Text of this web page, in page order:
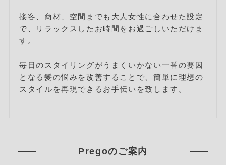
接客、商材、空間までも大人女性に合わせた設定
で、リラックスしたお時間をお過ごしいただけま
す。
毎日のスタイリングがうまくいかない一番の要因
となる髪の悩みを改善することで、簡単に理想の
スタイルを再現できるお手伝いを致します。
Pregoのご案内